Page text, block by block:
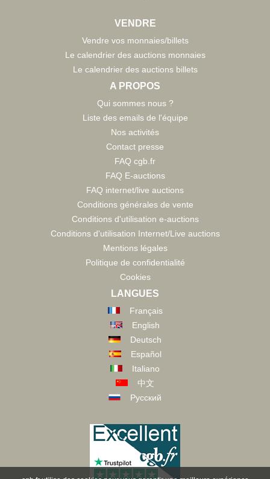
VENDRE
Vendre vos monnaies/billets
Le calendrier des auctions monnaies
Le calendrier des auctions billets
A PROPOS
Qui sommes nous ?
Liste des emails de l'équipe
Nos activités
Contact presse
FAQ cgb.fr
FAQ E-auctions
FAQ internet/live auctions
Conditions générales de vente
Conditions d'utilisation e-auctions
Conditions d'utilisation Internet/Live auctions
Mentions légales
Politique de confidentialité
Cookies
LANGUES
Français
English
Deutsch
Español
Italiano
中文
Русский